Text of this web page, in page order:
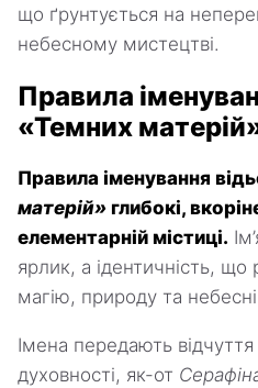
що ґрунтується на
небесному мистецтві.
Правила
«Темних
Правила іменування
матерій» глибокі,
елементарній містиці.
ярлик, а ідентичність, що
магію, природу та
Імена передають відчуття
духовності, як-от